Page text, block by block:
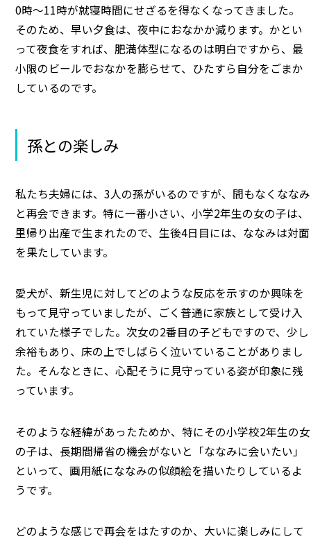
0時～11時が就寝時間にせざるを得なくなってきました。
そのため、早い夕食は、夜中におなかか減ります。かとい
って夜食をすれば、肥満体型になるのは明白ですから、最
小限のビールでおなかを膨らせて、ひたすら自分をごまか
しているのです。
孫との楽しみ
私たち夫婦には、3人の孫がいるのですが、間もなくななみ
と再会できます。特に一番小さい、小学2年生の女の子は、
里帰り出産で生まれたので、生後4日目には、ななみは対面
を果たしています。
愛犬が、新生児に対してどのような反応を示すのか興味を
もって見守っていましたが、ごく普通に家族として受け入
れていた様子でした。次女の2番目の子どもですので、少し
余裕もあり、床の上でしばらく泣いていることがありまし
た。そんなときに、心配そうに見守っている姿が印象に残
っています。
そのような経緯があったためか、特にその小学校2年生の女
の子は、長期間帰省の機会がないと「ななみに会いたい」
といって、画用紙にななみの似顔絵を描いたりしているよ
うです。
どのような感じで再会をはたすのか、大いに楽しみにして